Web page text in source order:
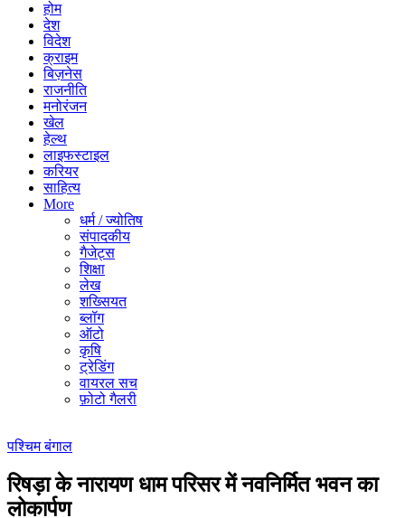
होम
देश
विदेश
क्राइम
बिज़नेस
राजनीति
मनोरंजन
खेल
हेल्थ
लाइफस्टाइल
करियर
साहित्य
More
धर्म / ज्योतिष
संपादकीय
गैजेट्स
शिक्षा
लेख
शख्सियत
ब्लॉग
ऑटो
कृषि
ट्रेडिंग
वायरल सच
फ़ोटो गैलरी
पश्चिम बंगाल
रिषड़ा के नारायण धाम परिसर में नवनिर्मित भवन का
लोकार्पण